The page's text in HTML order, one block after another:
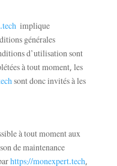
implique
générales
d’utilisation sont
à tout moment, les
sont donc invités à les
à tout moment aux
de maintenance
https://monexpert.tech,